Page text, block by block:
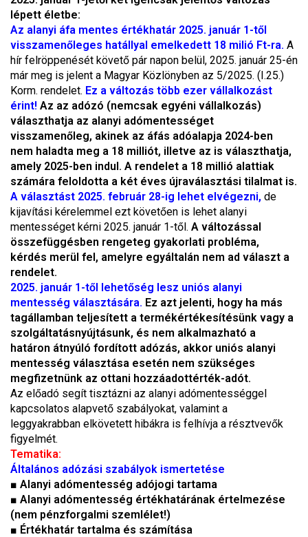
lépett életbe:
Az alanyi áfa mentes értékhatár 2025. január 1-től
visszamenőleges hatállyal emelkedett 18 milió Ft-ra. A
hír felröppenését követő pár napon belül, 2025. január 25-én
már meg is jelent a Magyar Közlönyben az 5/2025. (I.25.)
Korm. rendelet. Ez a változás több ezer vállalkozást
érint! Az az adózó (nemcsak egyéni vállalkozás)
választhatja az alanyi adómentességet
visszamenőleg, akinek az áfás adóalapja 2024-ben
nem haladta meg a 18 milliót, illetve az is választhatja,
amely 2025-ben indul. A rendelet a 18 millió alattiak
számára feloldotta a két éves újraválasztási tilalmat is.
A választást 2025. február 28-ig lehet elvégezni, de
kijavítási kérelemmel ezt követően is lehet alanyi
mentességet kérni 2025. január 1-től. A változással
összefüggésben rengeteg gyakorlati probléma,
kérdés merül fel, amelyre egyáltalán nem ad választ a
rendelet.
2025. január 1-től lehetőség lesz uniós alanyi
mentesség választására. Ez azt jelenti, hogy ha más
tagállamban teljesített a termékértékesítésünk vagy a
szolgáltatásnyújtásunk, és nem alkalmazható a
határon átnyúló fordított adózás, akkor uniós alanyi
mentesség választása esetén nem szükséges
megfizetnünk az ottani hozzáadottérték-adót.
Az előadó segít tisztázni az alanyi adómentességgel
kapcsolatos alapvető szabályokat, valamint a
leggyakrabban elkövetett hibákra is felhívja a résztvevők
figyelmét.
Tematika:
Általános adózási szabályok ismertetése
■ Alanyi adómentesség adójogi tartama
■ Alanyi adómentesség értékhatárának értelmezése
(nem pénzforgalmi szemlélet!)
■ Értékhatár tartalma és számítása